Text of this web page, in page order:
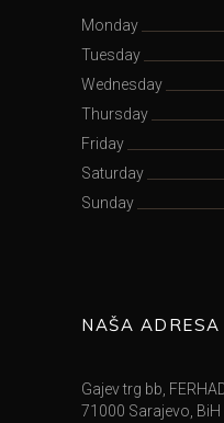
Monday
Tuesday
Wednesday
Thursday
Friday
Saturday
Sunday
NAŠA ADRESA
Gajev trg bb,
71000 Sarajevo, BiH